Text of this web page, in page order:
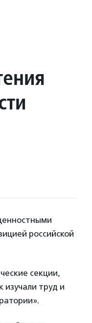
российской
секции,
изучали труд и